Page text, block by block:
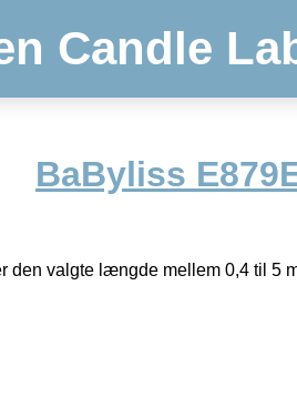
Candle
BaByliss
den valgte længde mellem 0,4 til 5